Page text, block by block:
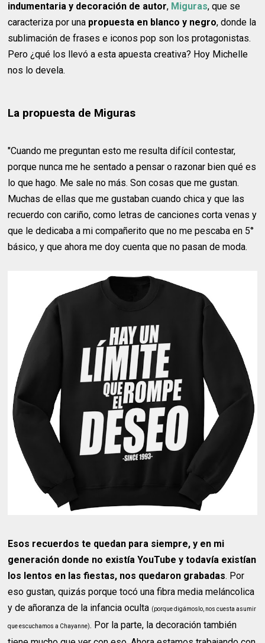
indumentaria y decoración de autor, Miguras, que se
caracteriza por una propuesta en blanco y negro, donde la
sublimación de frases e iconos pop son los protagonistas.
Pero ¿qué los llevó a esta apuesta creativa? Hoy Michelle
nos lo devela.
La propuesta de Miguras
"Cuando me preguntan esto me resulta difícil contestar,
porque nunca me he sentado a pensar o razonar bien qué es
lo que hago. Me sale no más. Son cosas que me gustan.
Muchas de ellas que me gustaban cuando chica y que las
recuerdo con cariño, como letras de canciones corta venas y
que le dedicaba a mi compañerito que no me pescaba en 5°
básico, y que ahora me doy cuenta que no pasan de moda.
Esos recuerdos te quedan para siempre, y en mi
generación donde no existía YouTube y todavía existían
los lentos en las fiestas, nos quedaron grabadas. Por
eso gustan, quizás porque tocó una fibra media meláncolica
y de añoranza de la infancia oculta (porque digámoslo, nos cuesta asumir
que escuchamos a Chayanne). Por la parte, la decoración también